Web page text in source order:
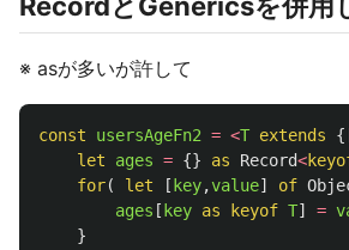
※ asが多いが許して
const usersAgeFn2 = <T extends
let
ages = {} as Record<
for( let [ key,value] of
ages [ key as keyof T] =
}